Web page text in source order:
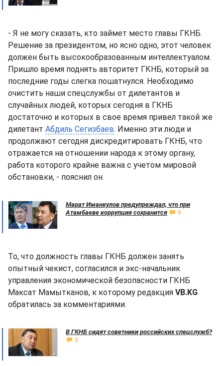
- Я не могу сказать, кто займет место главы ГКНБ.
Решение за президентом, но ясно одно, этот человек
должен быть высокообразованным интеллектуалом.
Пришло время поднять авторитет ГКНБ, который за
последние годы слегка пошатнулся. Необходимо
очистить наши спецслужбы от дилетантов и
случайных людей, которых сегодня в ГКНБ
достаточно и которых в свое время привел такой же
дилетант Абдиль Сегизбаев. Именно эти люди и
продолжают сегодня дискредитировать ГКНБ, что
отражается на отношении народа к этому органу,
работа которого крайне важна с учетом мировой
обстановки, - пояснил он.
Марат Иманкулов предупреждал, что при
Атамбаеве коррупция сохранится
9
То, что должность главы ГКНБ должен занять
опытный чекист, согласился и экс-начальник
управления экономической безопасности ГКНБ
Максат Мамытканов, к которому редакция VB.KG
обратилась за комментариями.
В ГКНБ сидят советники российских спецслужб?
5